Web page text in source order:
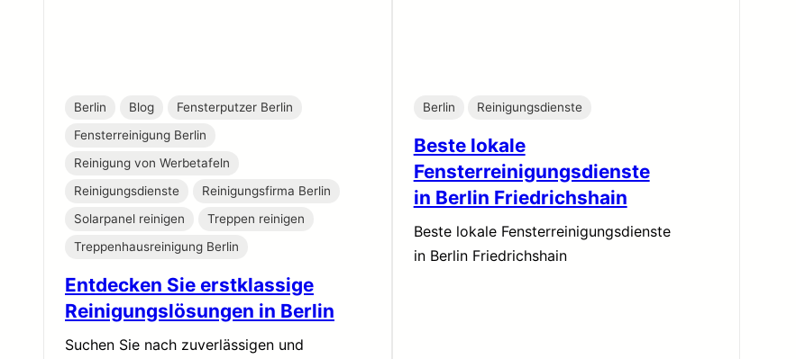
Berlin Blog
Fensterputzer Berlin
Fensterreinigung Berlin
Reinigung von Werbetafeln
Reinigungsdienste
Reinigungsfirma Berlin
Solarpanel reinigen
Treppen reinigen
Treppenhausreinigung Berlin
Entdecken Sie erstklassige
Reinigungslösungen in Berlin
Suchen Sie nach zuverlässigen und
Berlin Reinigungsdienste
Beste lokale
Fensterreinigungsdienste
in Berlin Friedrichshain
Beste lokale Fensterreinigungsdienste
in Berlin Friedrichshain